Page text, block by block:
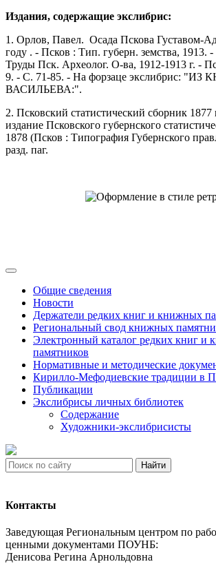
Издания, содержащие экслибрис:
1. Орлов, Павел. Осада Пскова Густавом-
году . - Псков : Тип. губерн. земства, 1913.
Труды Пск. Археолог. О-ва, 1912-1913 г. -
9. - С. 71-85. - На форзаце экслибрис: "ИЗ
ВАСИЛЬЕВА:".
2. Псковский статистический сборник 1877
издание Псковского губернского
1878 (Псков : Типография Губернского
разд. паг.
Общие сведения
Новости
Держатели редких книг и книжных
Региональный свод книжных
Электронный каталог редких книг и
памятников
Нормативные и методические
Кирилло-Мефодиевские традиции в
Публикации
Экслибрисы личных библиотек
Содержание
Художники-экслибрисисты
Найти
Контакты
Заведующая Региональным центром по
ценными документами ПОУНБ:
Денисова Регина Арнольдовна